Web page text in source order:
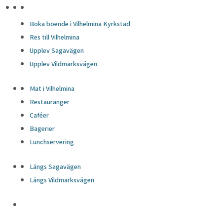
Boka boende i Vilhelmina Kyrkstad
Res till Vilhelmina
Upplev Sagavägen
Upplev Vildmarksvägen
Mat i Vilhelmina
Restauranger
Caféer
Bagerier
Lunchservering
Längs Sagavägen
Längs Vildmarksvägen